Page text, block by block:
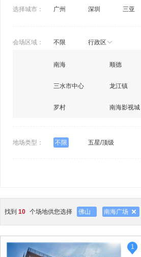
选择城市： 广州 深圳 三亚
会场区域： 不限 行政区
南海 顺德
三水市中心 龙江镇
罗村 南海影视城
地场类型： 不限 五星/顶级
找到 10 个场地供您选择 佛山 南海广场
1